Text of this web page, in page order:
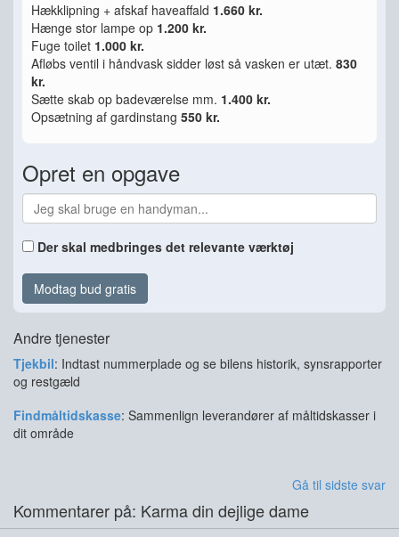
Hækklipning + afskaf haveaffald 1.660 kr.
Hænge stor lampe op 1.200 kr.
Fuge toilet 1.000 kr.
Afløbs ventil i håndvask sidder løst så vasken er utæt. 830
kr.
Sætte skab op badeværelse mm. 1.400 kr.
Opsætning af gardinstang 550 kr.
Opret en opgave
Der skal medbringes det relevante værktøj
Modtag bud gratis
Andre tjenester
Tjekbil: Indtast nummerplade og se bilens historik, synsrapporter
og restgæld
Findmåltidskasse: Sammenlign leverandører af måltidskasser i
dit område
Gå til sidste svar
Kommentarer på: Karma din dejlige dame